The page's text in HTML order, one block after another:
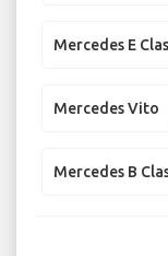
Mercedes E
Mercedes Vito
Mercedes B